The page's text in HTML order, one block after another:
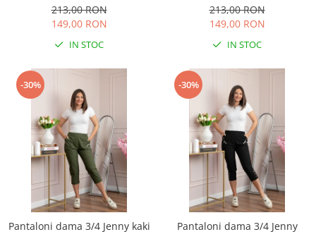
fermoare decorative
213,00 RON
149,00 RON
IN STOC
fermoare decorative
213,00 RON
149,00 RON
IN STOC
-30%
Pantaloni dama 3/4 Jenny kaki
-30%
Pantaloni dama 3/4 Jenny